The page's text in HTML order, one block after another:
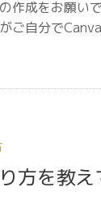
作成をお願い
ご自分で
方を教え